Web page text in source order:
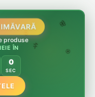
🏵️
produse
ÎN
0
SEC